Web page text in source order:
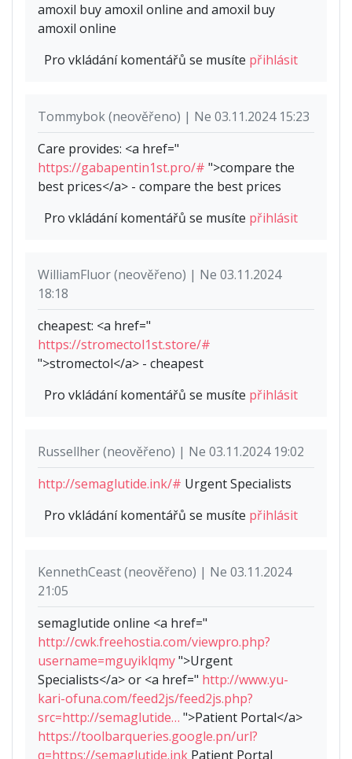
amoxil buy amoxil online and amoxil buy
amoxil online
Pro vkládání komentářů se musíte přihlásit
Tommybok (neověřeno) | Ne 03.11.2024 15:23
Care provides: <a href="
https://gabapentin1st.pro/# ">compare the
best prices</a> - compare the best prices
Pro vkládání komentářů se musíte přihlásit
WilliamFluor (neověřeno) | Ne 03.11.2024
18:18
cheapest: <a href="
https://stromectol1st.store/#
">stromectol</a> - cheapest
Pro vkládání komentářů se musíte přihlásit
Russellher (neověřeno) | Ne 03.11.2024 19:02
http://semaglutide.ink/# Urgent Specialists
Pro vkládání komentářů se musíte přihlásit
KennethCeast (neověřeno) | Ne 03.11.2024
21:05
semaglutide online <a href="
http://cwk.freehostia.com/viewpro.php?
username=mguyiklqmy">Urgent
Specialists</a> or <a href=" http://www.yu-
kari-ofuna.com/feed2js/feed2js.php?
src=http://semaglutide… ">Patient Portal</a>
https://toolbarqueries.google.pn/url?
q=https://semaglutide.ink Patient Portal